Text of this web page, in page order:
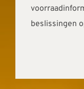
beslissingen